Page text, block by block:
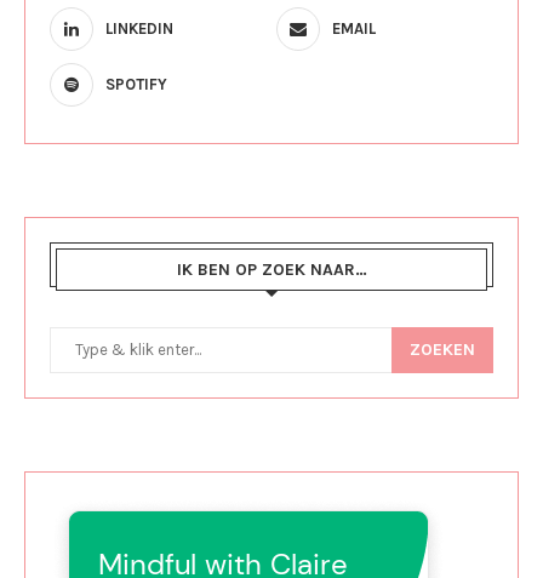
LINKEDIN EMAIL
SPOTIFY
IK BEN OP ZOEK NAAR…
ZOEKEN